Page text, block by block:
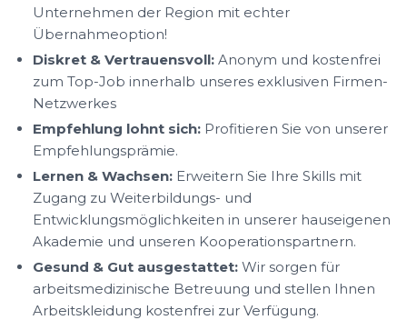
Unternehmen der Region mit echter
Übernahmeoption!
Diskret & Vertrauensvoll: Anonym und kostenfrei
zum Top-Job innerhalb unseres exklusiven Firmen-
Netzwerkes
Empfehlung lohnt sich: Profitieren Sie von unserer
Empfehlungsprämie.
Lernen & Wachsen: Erweitern Sie Ihre Skills mit
Zugang zu Weiterbildungs- und
Entwicklungsmöglichkeiten in unserer hauseigenen
Akademie und unseren Kooperationspartnern.
Gesund & Gut ausgestattet: Wir sorgen für
arbeitsmedizinische Betreuung und stellen Ihnen
Arbeitskleidung kostenfrei zur Verfügung.